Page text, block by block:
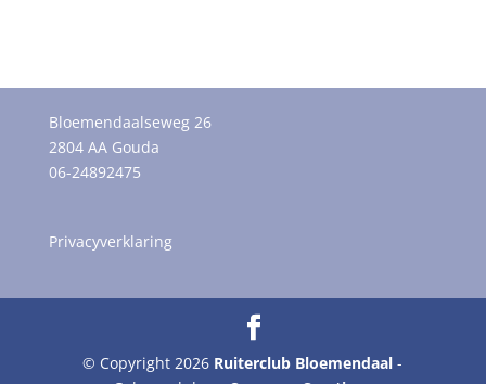
Bloemendaalseweg 26
2804 AA Gouda
06-24892475
Privacyverklaring
© Copyright 2026 Ruiterclub Bloemendaal -